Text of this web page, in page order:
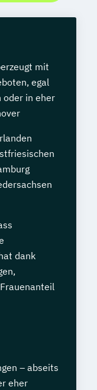
mit
egal
oder in eher
dank
– abseits
eher